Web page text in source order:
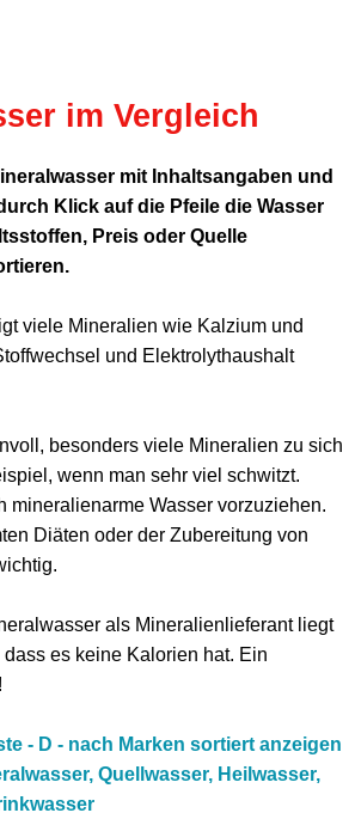
im Vergleich
mit Inhaltsangaben und
Klick auf die Pfeile die Wasser
Preis oder Quelle
viele Mineralien wie Kalzium und
und Elektrolythaushalt
besonders viele Mineralien zu sich
wenn man sehr viel schwitzt.
mineralienarme Wasser vorzuziehen.
Diäten oder der Zubereitung von
als Mineralienlieferant liegt
es keine Kalorien hat. Ein
- D - nach Marken sortiert anzeigen
Quellwasser, Heilwasser,